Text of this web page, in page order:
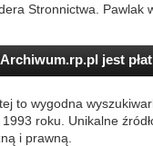
Stronnictwa. Pawlak
jest
to wygodna
roku. Unikalne
i prawną.